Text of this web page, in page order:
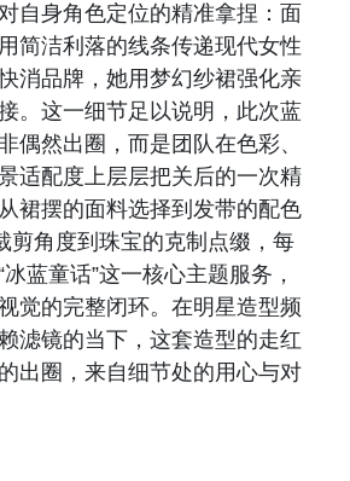
自身角色定位的精准拿捏：面
简洁利落的线条传递现代女性
消品牌，她用梦幻纱裙强化亲
。这一细节足以说明，此次蓝
偶然出圈，而是团队在色彩、
适配度上层层把关后的一次精
裙摆的面料选择到发带的配色
剪角度到珠宝的克制点缀，每
蓝童话”这一核心主题服务，
觉的完整闭环。在明星造型频
滤镜的当下，这套造型的走红
出圈，来自细节处的用心与对